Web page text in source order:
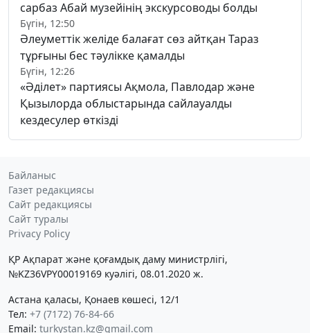
сарбаз Абай музейінің экскурсоводы болды
Бүгін, 12:50
Әлеуметтік желіде балағат сөз айтқан Тараз
тұрғыны бес тәулікке қамалды
Бүгін, 12:26
«Әділет» партиясы Ақмола, Павлодар және
Қызылорда облыстарында сайлауалды
кездесулер өткізді
Байланыс
Газет редакциясы
Сайт редакциясы
Сайт туралы
Privacy Policy
ҚР Ақпарат және қоғамдық даму министрлігі,
№KZ36VPY00019169 куәлігі, 08.01.2020 ж.
Астана қаласы, Қонаев көшесі, 12/1
Тел: +7 (7172) 76-84-66
Email: turkystan.kz@gmail.com